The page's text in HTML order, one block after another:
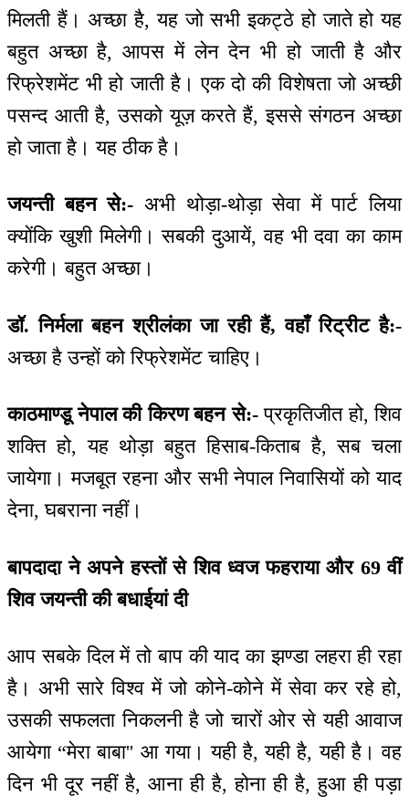
मिलती हैं। अच्छा है, यह जो सभी इकट्ठे हो जाते हो यह
बहुत अच्छा है, आपस में लेन देन भी हो जाती है और
रिफ्रेशमेंट भी हो जाती है। एक दो की विशेषता जो अच्छी
पसन्द आती है, उसको यूज़ करते हैं, इससे संगठन अच्छा
हो जाता है। यह ठीक है।
जयन्ती बहन से:- अभी थोड़ा-थोड़ा सेवा में पार्ट लिया
क्योंकि खुशी मिलेगी। सबकी दुआयें, वह भी दवा का काम
करेगी। बहुत अच्छा।
डॉ. निर्मला बहन श्रीलंका जा रही हैं, वहाँ रिट्रीट है:-
अच्छा है उन्हों को रिफ्रेशमेंट चाहिए।
काठमाण्डू नेपाल की किरण बहन से:-प्रकृतिजीत हो, शिव
शक्ति हो, यह थोड़ा बहुत हिसाब-किताब है, सब चला
जायेगा। मजबूत रहना और सभी नेपाल निवासियों को याद
देना, घबराना नहीं।
बापदादा ने अपने हस्तों से शिव ध्वज फहराया और 69 वीं
शिव जयन्ती की बधाईयां दी
आप सबके दिल में तो बाप की याद का झण्डा लहरा ही रहा
है। अभी सारे विश्व में जो कोने-कोने में सेवा कर रहे हो,
उसकी सफलता निकलनी है जो चारों ओर से यही आवाज
आयेगा “मेरा बाबा'' आ गया। यही है, यही है, यही है। वह
दिन भी दूर नहीं है, आना ही है, होना ही है, हुआ ही पड़ा